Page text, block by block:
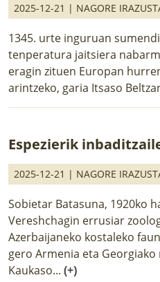
2025-12-21 | NAGORE
1345. urte inguruan
tenperatura jaitsiera
eragin zituen Europan
arintzeko, garia Itsaso
Espezierik
2025-12-21 | NAGORE
Sobietar Batasuna, 1920ko
Vereshchagin errusiar
Azerbaijaneko kostaleko
gero Armenia eta
Kaukaso... (+)